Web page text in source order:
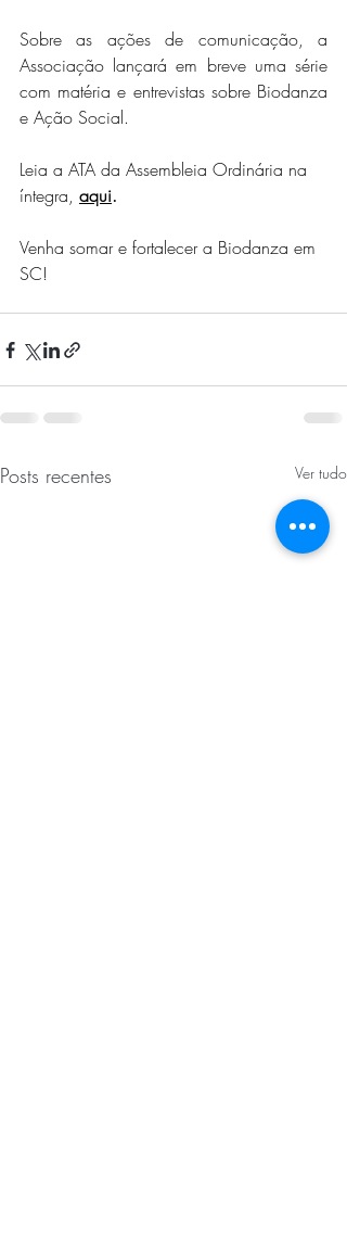
Sobre as ações de comunicação, a
Associação lançará em breve uma série
com matéria e entrevistas sobre Biodanza
e Ação Social.
Leia a ATA da Assembleia Ordinária na
íntegra, aqui.
Venha somar e fortalecer a Biodanza em
SC!
Posts recentes Ver tudo